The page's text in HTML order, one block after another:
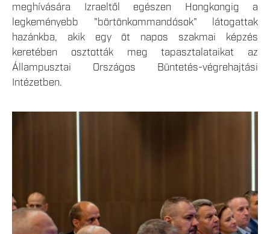
meghívására Izraeltől egészen Hongkongig a
legkeményebb "börtönkommandósok" látogattak
hazánkba, akik egy öt napos szakmai képzés
keretében osztották meg tapasztalataikat az
Állampusztai Országos Büntetés-végrehajtási
Intézetben.